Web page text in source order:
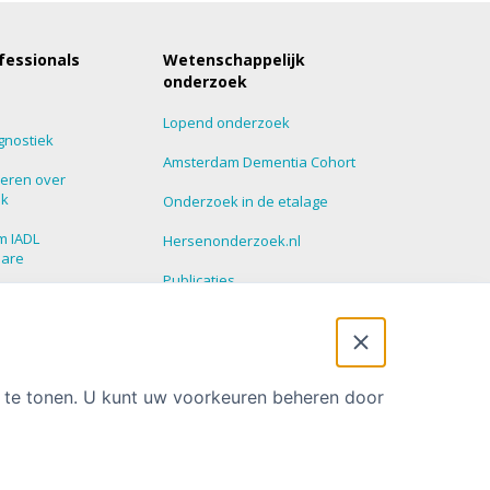
over
IADL
Wetenschappelijk
onderzoek
Lopend onderzoek
Amsterdam Dementia Cohort
Onderzoek in de etalage
Hersenonderzoek.nl
Publicaties
tonen. U kunt uw voorkeuren beheren door